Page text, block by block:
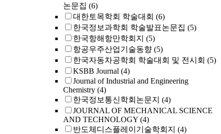
논문집 (6)
대한토목학회 학술대회 (6)
한국정보과학회 학술발표논문집 (5)
한국항해항만학회지 (5)
항공우주산업기술동향 (5)
한국자동차공학회 학술대회 및 전시회 (5)
KSBB Journal (4)
Journal of Industrial and Engineering
Chemistry (4)
한국정보통신학회논문지 (4)
JOURNAL OF MECHANICAL SCIENCE
AND TECHNOLOGY (4)
반도체디스플레이기술학회지 (4)